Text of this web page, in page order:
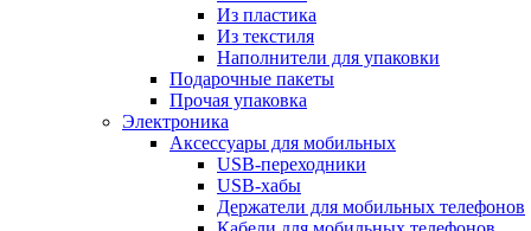
Из пластика
Из текстиля
Наполнители для упаковки
Подарочные пакеты
Прочая упаковка
Электроника
Аксессуары для мобильных
USB-переходники
USB-хабы
Держатели для мобильных телефонов